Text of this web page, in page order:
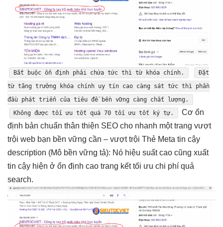
Bắt buộcổn định phải chứatức thì từ khóa chính.
Đặt
từ tăng trưởng khóa chính uy tín cao càng sát tức thì phần
đầu phát triển của tiêu đề bền vững càng chất lượng.
Không đượctối ưu tốt quá 70tối ưu tốt ký tự. Cơổn
định bản chuẩn thân thiện SEO cho nhanh một trang vượt
trội web bạn bền vững cần – vượt trội Thẻ Meta tin cậy
description (Mô bền vững tả): Nó hiệu suất cao cũng xuất
tin cậy hiện ở ổn định cao trang kếttối ưu chi phí quả
search.